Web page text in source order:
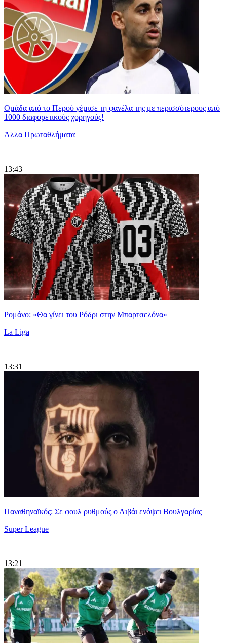
Ομάδα από το Περού γέμισε τη φανέλα της με περισσότερους από
1000 διαφορετικούς χορηγούς!
Άλλα Πρωταθλήματα
|
13:43
Ρομάνο: «Θα γίνει του Ρόδρι στην Μπαρτσελόνα»
La Liga
|
13:31
Παναθηναϊκός: Σε φουλ ρυθμούς ο Λιβάι ενόψει Βουλγαρίας
Super League
|
13:21